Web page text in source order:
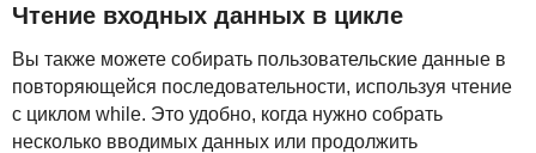
Чтение входных данных в цикле
Вы также можете собирать пользовательские данные в
повторяющейся последовательности, используя чтение
с циклом while. Это удобно, когда нужно собрать
несколько вводимых данных или продолжить